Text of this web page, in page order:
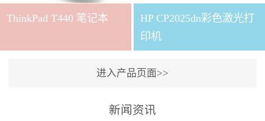
ThinkPad T440 笔记本
HP CP2025dn彩色激光打
印机
进入产品页面>>
新闻资讯